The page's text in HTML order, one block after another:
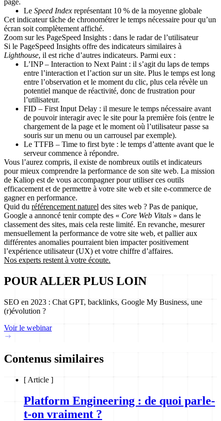
page.
Le Speed Index représentant 10 % de la moyenne globale
Cet indicateur tâche de chronométrer le temps nécessaire pour qu’un
écran soit complètement affiché.
Zoom sur les PageSpeed Insights : dans le radar de l’utilisateur
Si le PageSpeed Insights offre des indicateurs similaires à
Lighthouse, il est riche d’autres indicateurs. Parmi eux :
L’INP – Interaction to Next Paint: il s’agit du laps de temps
entre l’interaction et l’action sur un site. Plus le temps est long
entre l’observation et le moment du clic, plus cela révèle un
potentiel manque de réactivité, donc de frustration pour
l’utilisateur.
FID – First Input Delay : il mesure le temps nécessaire avant
de pouvoir interagir avec le site pour la première fois (entre le
chargement de la page et le moment où l’utilisateur passe sa
souris sur un menu ou un carrousel par exemple).
Le TTFB – Time to first byte : le temps d’attente avant que le
serveur commence à répondre.
Vous l’aurez compris, il existe de nombreux outils et indicateurs
pour mieux comprendre la performance de son site web. La mission
de Kaliop est de vous accompagner pour utiliser ces outils
efficacement et de permettre à votre site web et site e-commerce de
gagner en performance.
Quid du référencement naturel des sites web ? Pas de panique,
Google a annoncé tenir compte des « Core Web Vitals » dans le
classement des sites, mais cela reste limité. En revanche, mesurer
mensuellement la performance de votre site web, et pallier aux
différentes anomalies pourraient bien impacter positivement
l’expérience utilisateur (UX) et votre chiffre d’affaires.
Nos experts restent à votre écoute.
POUR ALLER PLUS LOIN
SEO en 2023 : Chat GPT, backlinks, Google My Business, une
(r)évolution ?
Voir le webinar
Contenus similaires
[ Article ]
Platform Engineering : de quoi parle-
t-on vraiment ?